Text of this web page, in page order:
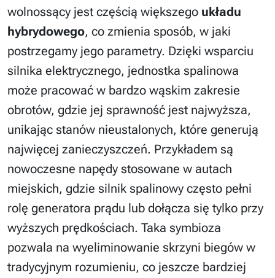
wolnossący jest częścią większego układu
hybrydowego, co zmienia sposób, w jaki
postrzegamy jego parametry. Dzięki wsparciu
silnika elektrycznego, jednostka spalinowa
może pracować w bardzo wąskim zakresie
obrotów, gdzie jej sprawność jest najwyższa,
unikając stanów nieustalonych, które generują
najwięcej zanieczyszczeń. Przykładem są
nowoczesne napędy stosowane w autach
miejskich, gdzie silnik spalinowy często pełni
rolę generatora prądu lub dołącza się tylko przy
wyższych prędkościach. Taka symbioza
pozwala na wyeliminowanie skrzyni biegów w
tradycyjnym rozumieniu, co jeszcze bardziej